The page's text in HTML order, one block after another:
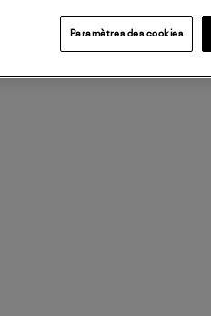
Paramètres des cookies